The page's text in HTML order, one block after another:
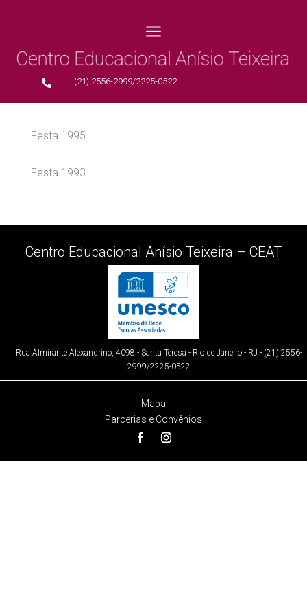
a
 (21) 2556-2999/2225-0522
Festa 1995
Festa 1993
Centro Educacional Anísio Teixeira – CEAT
Rua Almirante Alexandrino, 4098 - Santa Teresa - Rio de Janeiro - RJ - (21) 2556-
2999/2225-0522
Mapa
Parcerias e Convênios